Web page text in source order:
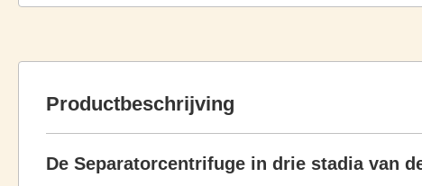
Productbeschrijving
De Separatorcentrifuge in drie stadia van